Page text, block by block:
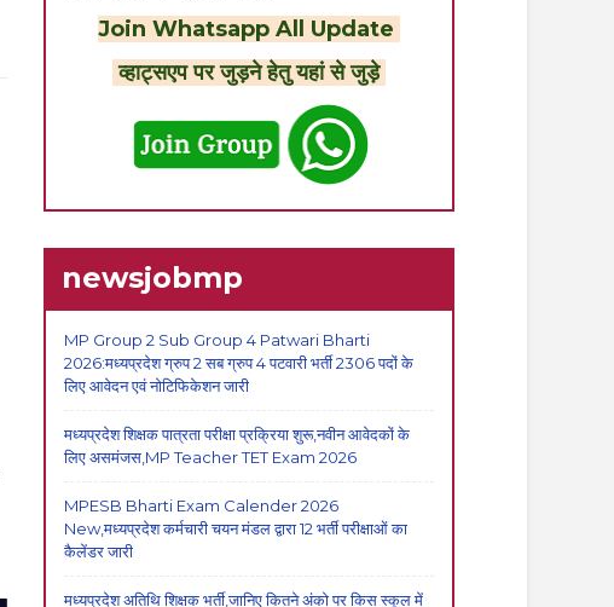
Join Whatsapp All Update
व्हाट्सएप पर जुड़ने हेतु यहां से जुड़े
newsjobmp
MP Group 2 Sub Group 4 Patwari Bharti
2026:मध्यप्रदेश ग्रुप 2 सब ग्रुप 4 पटवारी भर्ती 2306 पदों के
लिए आवेदन एवं नोटिफिकेशन जारी
मध्यप्रदेश शिक्षक पात्रता परीक्षा प्रक्रिया शुरू,नवीन आवेदकों के
लिए असमंजस,MP Teacher TET Exam 2026
MPESB Bharti Exam Calender 2026
New,मध्यप्रदेश कर्मचारी चयन मंडल द्वारा 12 भर्ती परीक्षाओं का
कैलेंडर जारी
मध्यप्रदेश अतिथि शिक्षक भर्ती,जानिए कितने अंको पर किस स्कूल में